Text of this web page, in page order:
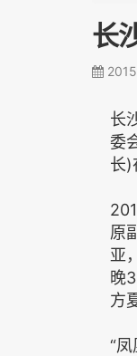
长
长
委
长)
原
亚
晚
方
“